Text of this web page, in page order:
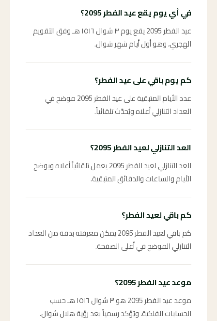
في أي يوم يقع عيد الفطر 2095؟
عيد الفطر 2095 يقع يوم ٣ شوال ١٥١٦ هـ وفق التقويم
الهجري، وهو أول أيام شهر شوال.
كم يوم باقي على عيد الفطر؟
عدد الأيام المتبقية على عيد الفطر 2095 موضح في
العداد التنازلي أعلاه ويُحدَّث تلقائياً.
العد التنازلي لعيد الفطر 2095؟
العد التنازلي لعيد الفطر 2095 يعمل تلقائياً أعلاه ويوضح
الأيام والساعات والدقائق المتبقية.
كم باقي لعيد الفطر؟
كم باقي لعيد الفطر 2095 يمكن معرفته بدقة من العداد
التنازلي الموضح في أعلى الصفحة.
موعد عيد الفطر 2095؟
موعد عيد الفطر 2095 هو ٣ شوال ١٥١٦ هـ حسب
الحسابات الفلكية، ويُؤكد رسمياً بعد رؤية هلال شوال.